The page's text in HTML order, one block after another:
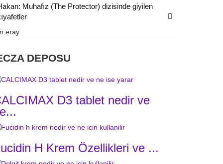
Muhafız (The Protector) dizisinde giyilen
eray
DEPOSU
D3 tablet nedir ve
H Krem Özellikleri ve ...